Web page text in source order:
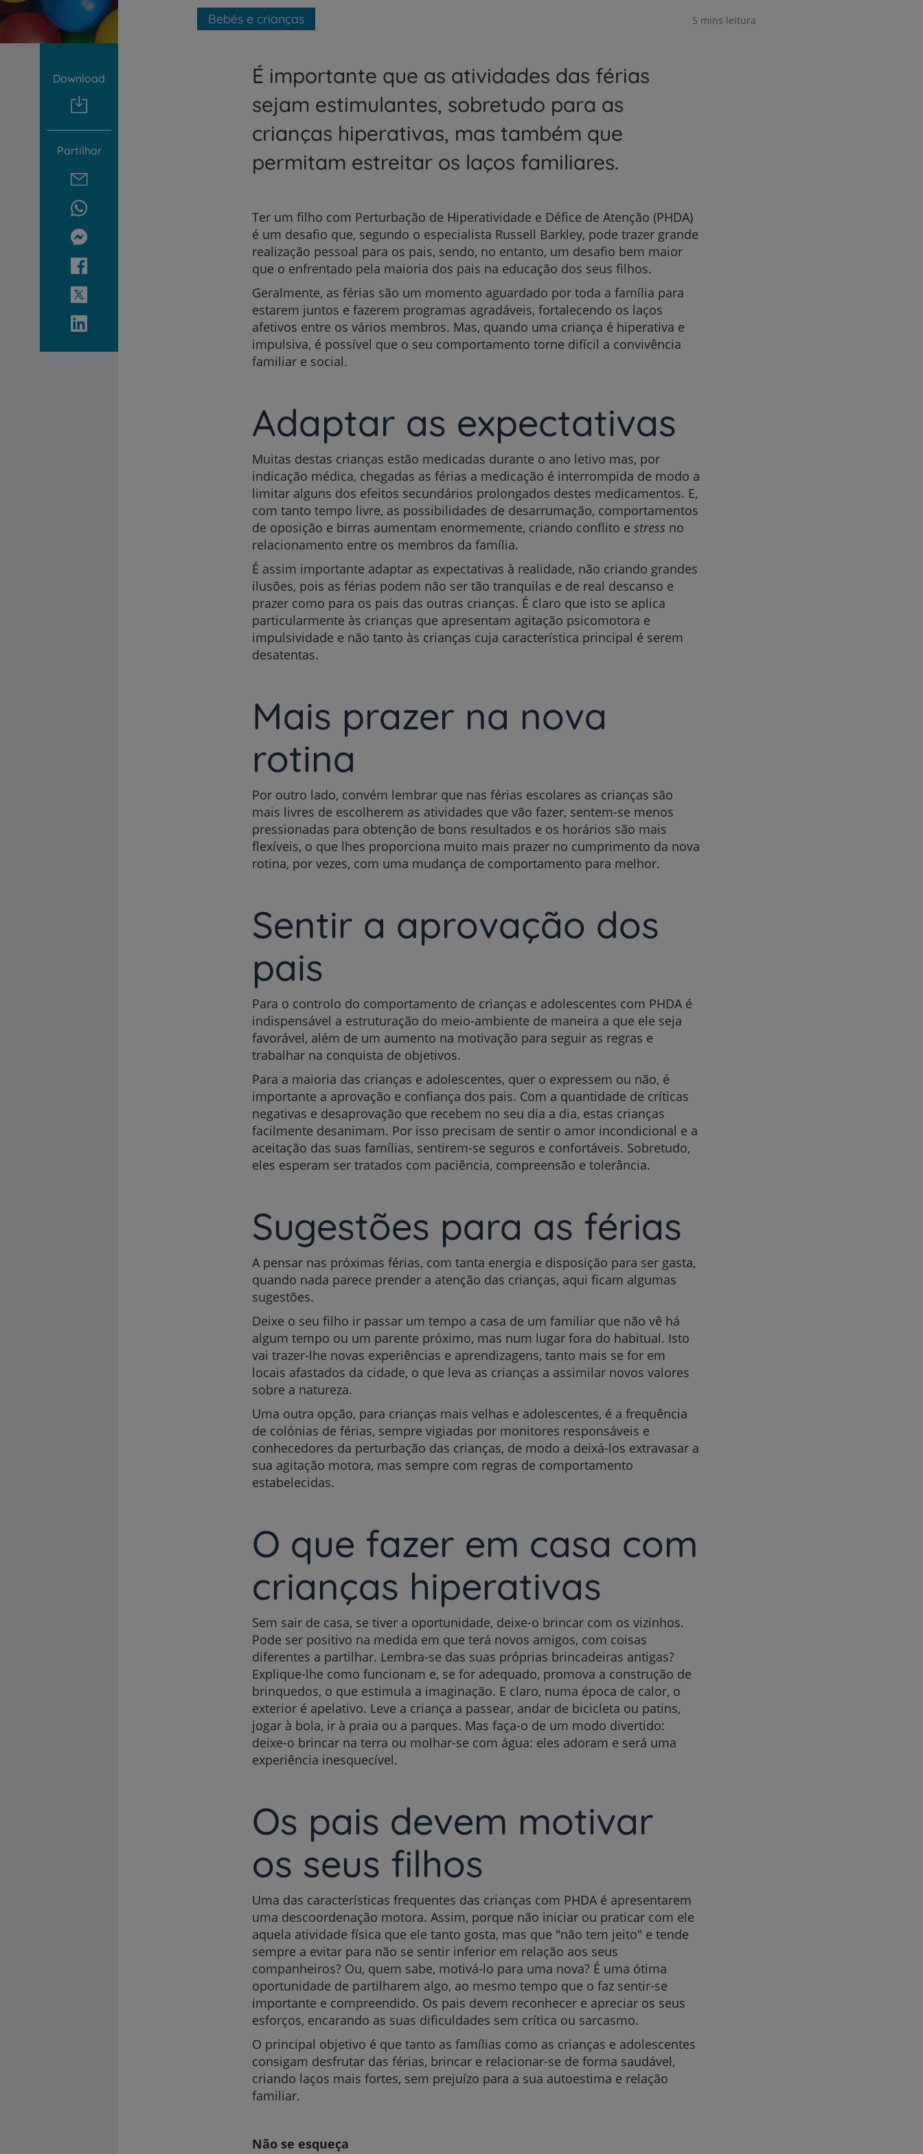
leitor
tela;
Prevenção e bem-estar
Grandes Áreas da Saúde
Serviços CUF
Plano +CUF
My CUF
Clientes e acompanhantes
CUF Academic Center
Para profissionais
Sobre nós
Contacte-nos
Bebés e crianças 5 mins leitura
É importante que as atividades das férias
sejam estimulantes, sobretudo para as
crianças hiperativas, mas também que
permitam estreitar os laços familiares.
Ter um filho com Perturbação de Hiperatividade e Défice de Atenção (PHDA)
é um desafio que, segundo o especialista Russell Barkley, pode trazer grande
realização pessoal para os pais, sendo, no entanto, um desafio bem maior
que o enfrentado pela maioria dos pais na educação dos seus filhos.
Geralmente, as férias são um momento aguardado por toda a família para
estarem juntos e fazerem programas agradáveis, fortalecendo os laços
afetivos entre os vários membros. Mas, quando uma criança é hiperativa e
impulsiva, é possível que o seu comportamento torne difícil a convivência
familiar e social.
Adaptar as expectativas
Muitas destas crianças estão medicadas durante o ano letivo mas, por
indicação médica, chegadas as férias a medicação é interrompida de modo a
limitar alguns dos efeitos secundários prolongados destes medicamentos. E,
com tanto tempo livre, as possibilidades de desarrumação, comportamentos
de oposição e birras aumentam enormemente, criando conflito e stress no
relacionamento entre os membros da família.
É assim importante adaptar as expectativas à realidade, não criando grandes
ilusões, pois as férias podem não ser tão tranquilas e de real descanso e
prazer como para os pais das outras crianças. É claro que isto se aplica
particularmente às crianças que apresentam agitação psicomotora e
impulsividade e não tanto às crianças cuja característica principal é serem
desatentas.
Mais prazer na nova
rotina
Por outro lado, convém lembrar que nas férias escolares as crianças são
mais livres de escolherem as atividades que vão fazer, sentem-se menos
pressionadas para obtenção de bons resultados e os horários são mais
flexíveis, o que lhes proporciona muito mais prazer no cumprimento da nova
rotina, por vezes, com uma mudança de comportamento para melhor.
Sentir a aprovação dos
pais
Para o controlo do comportamento de crianças e adolescentes com PHDA é
indispensável a estruturação do meio-ambiente de maneira a que ele seja
favorável, além de um aumento na motivação para seguir as regras e
trabalhar na conquista de objetivos.
Para a maioria das crianças e adolescentes, quer o expressem ou não, é
importante a aprovação e confiança dos pais. Com a quantidade de críticas
negativas e desaprovação que recebem no seu dia a dia, estas crianças
facilmente desanimam. Por isso precisam de sentir o amor incondicional e a
aceitação das suas famílias, sentirem-se seguros e confortáveis. Sobretudo,
eles esperam ser tratados com paciência, compreensão e tolerância.
Sugestões para as férias
A pensar nas próximas férias, com tanta energia e disposição para ser gasta,
quando nada parece prender a atenção das crianças, aqui ficam algumas
sugestões.
Deixe o seu filho ir passar um tempo a casa de um familiar que não vê há
algum tempo ou um parente próximo, mas num lugar fora do habitual. Isto
vai trazer-lhe novas experiências e aprendizagens, tanto mais se for em
locais afastados da cidade, o que leva as crianças a assimilar novos valores
sobre a natureza.
Uma outra opção, para crianças mais velhas e adolescentes, é a frequência
de colónias de férias, sempre vigiadas por monitores responsáveis e
conhecedores da perturbação das crianças, de modo a deixá-los extravasar a
sua agitação motora, mas sempre com regras de comportamento
estabelecidas.
O que fazer em casa com
crianças hiperativas
Sem sair de casa, se tiver a oportunidade, deixe-o brincar com os vizinhos.
Pode ser positivo na medida em que terá novos amigos, com coisas
diferentes a partilhar. Lembra-se das suas próprias brincadeiras antigas?
Explique-lhe como funcionam e, se for adequado, promova a construção de
brinquedos, o que estimula a imaginação. E claro, numa época de calor, o
exterior é apelativo. Leve a criança a passear, andar de bicicleta ou patins,
jogar à bola, ir à praia ou a parques. Mas faça-o de um modo divertido:
deixe-o brincar na terra ou molhar-se com água: eles adoram e será uma
experiência inesquecível.
Os pais devem motivar
os seus filhos
Uma das características frequentes das crianças com PHDA é apresentarem
uma descoordenação motora. Assim, porque não iniciar ou praticar com ele
aquela atividade física que ele tanto gosta, mas que "não tem jeito" e tende
sempre a evitar para não se sentir inferior em relação aos seus
companheiros? Ou, quem sabe, motivá-lo para uma nova? É uma ótima
oportunidade de partilharem algo, ao mesmo tempo que o faz sentir-se
importante e compreendido. Os pais devem reconhecer e apreciar os seus
esforços, encarando as suas dificuldades sem crítica ou sarcasmo.
O principal objetivo é que tanto as famílias como as crianças e adolescentes
consigam desfrutar das férias, brincar e relacionar-se de forma saudável,
criando laços mais fortes, sem prejuízo para a sua autoestima e relação
familiar.
Não se esqueça
Download
Partilhar